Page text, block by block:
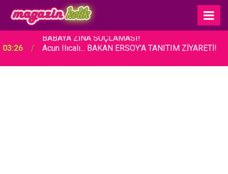
03:26 Acun Ilıcalı... BAKAN ERSOY'A TANITIM ZİYARETİ!